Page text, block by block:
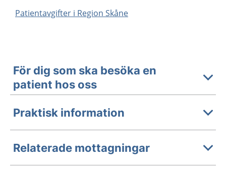
Patientavgifter i Region Skåne
För dig som ska besöka en
patient hos oss
Praktisk information
Relaterade mottagningar